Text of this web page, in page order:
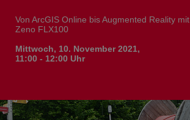
Von ArcGIS Online bis Augmented Reality
Zeno FLX100
Mittwoch, 10. November 2021,
11:00 - 12:00 Uhr